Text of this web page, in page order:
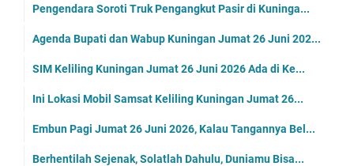
Pengendara Soroti Truk Pengangkut Pasir di Kuninga...
Agenda Bupati dan Wabup Kuningan Jumat 26 Juni 202...
SIM Keliling Kuningan Jumat 26 Juni 2026 Ada di Ke...
Ini Lokasi Mobil Samsat Keliling Kuningan Jumat 26...
Embun Pagi Jumat 26 Juni 2026, Kalau Tangannya Bel...
Berhentilah Sejenak, Solatlah Dahulu, Duniamu Bisa...